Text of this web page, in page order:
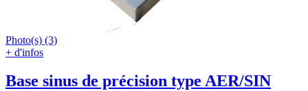
Photo(s) (3)
+ d'infos
Base sinus de précision type AER/SIN